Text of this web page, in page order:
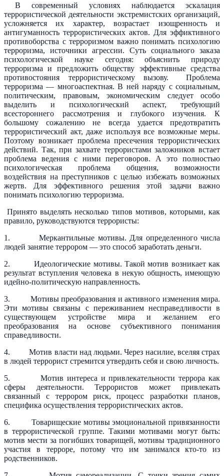
В современный условиях наблюдается эскалация
террористической деятельности экстремистских организаций,
усложняется их характер, возрастает изощренность и
антигуманность террористических актов. Для эффиктивного
противоборства с терроризмом важно понимать психологию
терроризма, источники агрессии. Суть социального заказа
психологической науке сегодня: объяснить природу
терроризма и предложить обществу эффективные средства
противостояния террористическому вызову. Проблема
терроризма — многоаспектная. В ней наряду с социальным,
политическим, правовым, экономическим следует особо
выделить и психологический аспект, требующий
всестороннего рассмотрения и глубокого изучения. К
большому сожалению не всегда удается предотвратить
террористический акт, даже используя все возможные меры.
Поэтому возникает проблема пресечения террористических
действий. Так, при захвате террористами заложников встает
проблема ведения с ними переговоров. А это полностью
психологическая проблема общения, возможности
воздействия на преступников с целью избежать возможных
жертв. Для эффективного решения этой задачи важно
понимать психологию терроризма.
Принято выделять несколько типов мотивов, которыми, как
правило, руководствуются террористы:
1. Меркантильные мотивы. Для определенного числа
людей занятие террором — это способ заработать деньги.
2. Идеологические мотивы. Такой мотив возникает как
результат вступления человека в некую общность, имеющую
идейно-политическую направленность.
3. Мотивы преобразования и активного изменения мира.
Эти мотивы связаны с переживанием несправедливости в
существующем устройстве мира и желанием его
преобразования на основе субъективного понимания
справедливости.
4. Мотив власти над людьми. Через насилие, вселяя страх
в людей террорист стремится утвердить себя и свою личность.
5. Мотив интереса и привлекательности террора как
сферы деятельности. Террористов может привлекать
связанный с террором риск, процесс разработки планов,
специфика осуществления террористических актов.
6. Товарищеские мотивы эмоциональной привязанности
в террористической группе. Такими мотивами могут быть:
мотив мести за погибших товарищей, мотивы традиционного
участия в терроре, потому что им занимался кто-то из
родственников.